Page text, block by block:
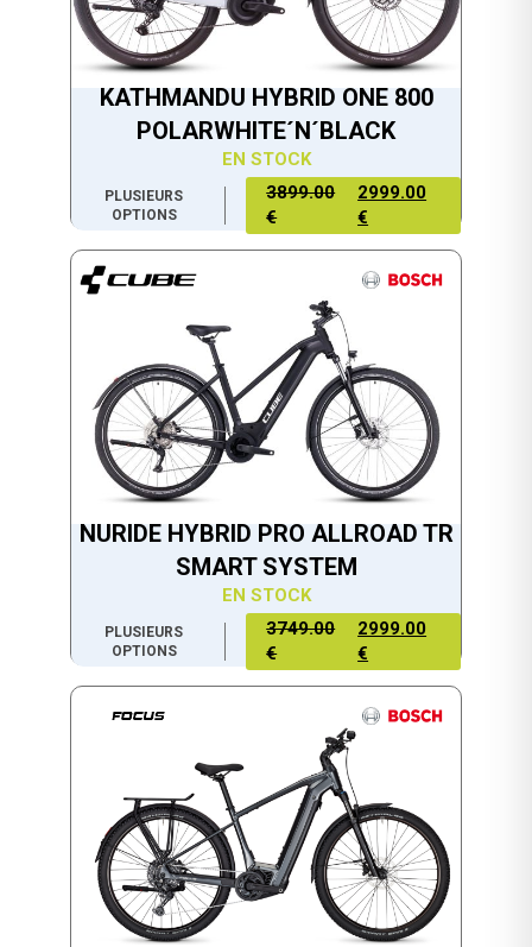
KATHMANDU HYBRID ONE 800
POLARWHITE´N´BLACK
EN STOCK
PLUSIEURS
OPTIONS
3899.00
€
2999.00
€
NURIDE HYBRID PRO ALLROAD TR
SMART SYSTEM
EN STOCK
PLUSIEURS
OPTIONS
3749.00
€
2999.00
€